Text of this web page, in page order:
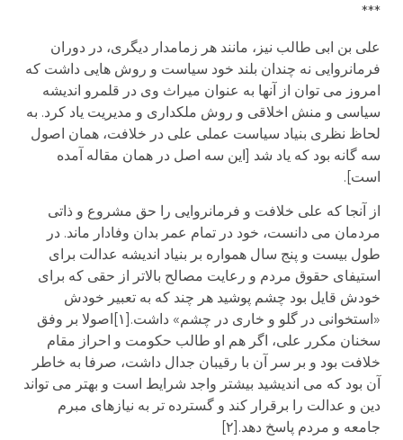
***
علی بن ابی طالب نیز، مانند هر زمامدار دیگری، در دوران
فرمانروایی نه چندان بلند خود سیاست و روش هایی داشت که
امروز می توان از آنها به عنوان میراث وی در قلمرو اندیشه
سیاسی و منش اخلاقی و روش ملکداری و مدیریت یاد کرد. به
لحاظ نظری بنیاد سیاست عملی علی در خلافت، همان اصول
سه گانه بود که یاد شد [این سه اصل در همان مقاله آمده
است].
از آنجا که علی خلافت و فرمانروایی را حق مشروع و ذاتی
مردمان می دانست، خود در تمام عمر بدان وفادار ماند. در
طول بیست و پنج سال همواره بر بنیاد اندیشه عدالت برای
استیفای حقوق مردم و رعایت مصالح بالاتر از حقی که برای
خودش قایل بود چشم پوشید هر چند که به تعبیر خودش
«استخوانی در گلو و خاری در چشم» داشت.[۱]اصولا بر وفق
سخنان مکرر علی، اگر هم او طالب حکومت و احراز مقام
خلافت بود و بر سر آن با رقیبان جدال داشت، صرفا به خاطر
آن بود که می اندیشید بیشتر واجد شرایط است و بهتر می تواند
دین و عدالت را برقرار کند و گسترده تر به نیازهای مبرم
جامعه و مردم پاسخ دهد.[۲]